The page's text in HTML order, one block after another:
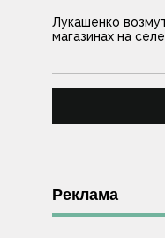
Лукашенко
магазинах на
Реклама